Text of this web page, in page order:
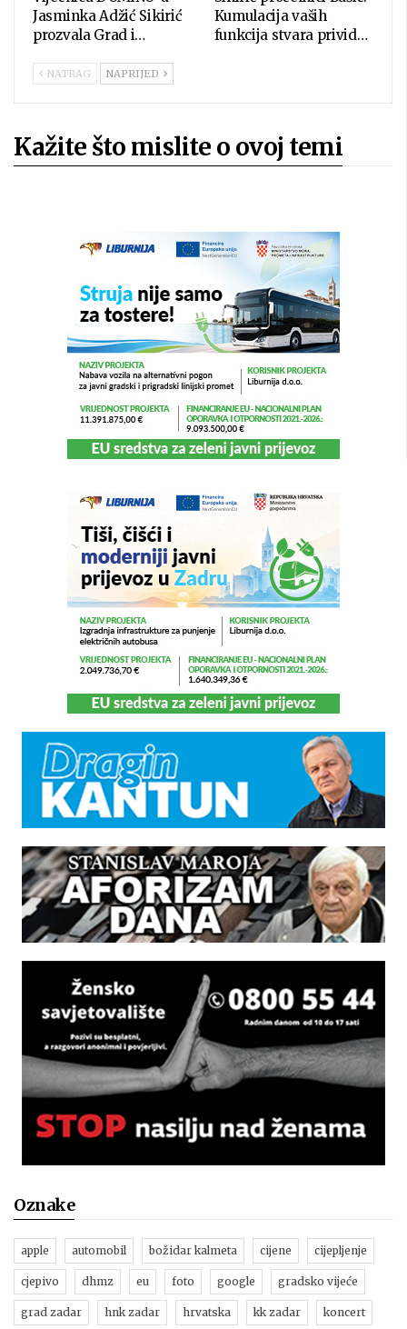
Jasminka Adžić Sikirić
prozvala Grad i…
Kumulacija vaših
funkcija stvara privid…
NATRAG NAPRIJED
Kažite što mislite o ovoj temi
Oznake
apple automobil božidar kalmeta cijene cijepljenje
cjepivo dhmz eu foto google gradsko vijeće
grad zadar hnk zadar hrvatska kk zadar koncert